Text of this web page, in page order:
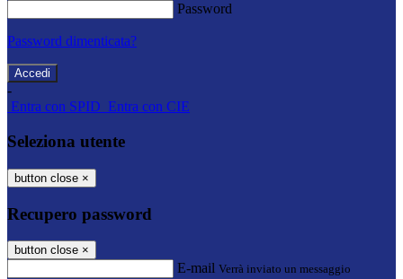
Password
Password dimenticata?
-
Entra con SPID Entra con CIE
Seleziona utente
button close ×
Recupero password
button close ×
E-mail Verrà inviato un messaggio